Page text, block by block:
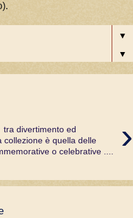
▼
▼
›
divertimento ed
collezione è quella delle
o celebrative ....